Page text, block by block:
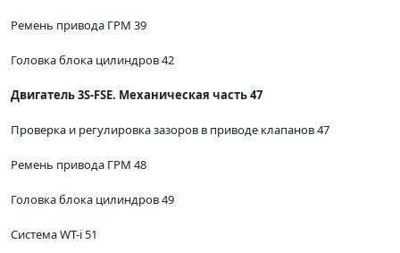
Ремень привода ГРМ 39
Головка блока цилиндров 42
Двигатель 3S-FSE. Механическая часть 47
Проверка и регулировка зазоров в приводе клапанов 47
Ремень привода ГРМ 48
Головка блока цилиндров 49
Система WT-i 51